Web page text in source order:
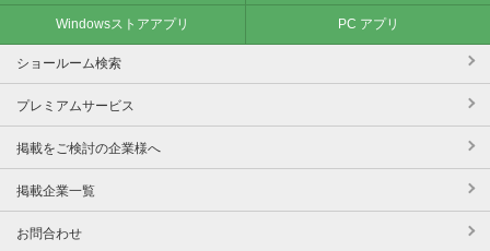
Windowsストアアプリ PC アプリ
ショールーム検索
プレミアムサービス
掲載をご検討の企業様へ
掲載企業一覧
お問合わせ